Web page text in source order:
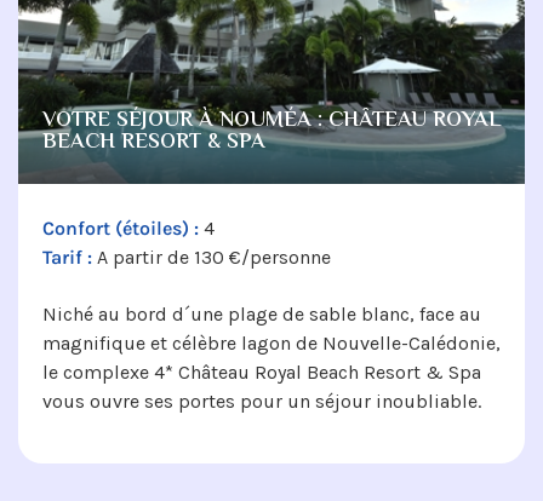
VOTRE SÉJOUR À NOUMÉA : CHÂTEAU ROYAL
BEACH RESORT & SPA
Confort (étoiles) : 4
Tarif : A partir de 130 €/personne
Niché au bord d´une plage de sable blanc, face au
magnifique et célèbre lagon de Nouvelle-Calédonie,
le complexe 4* Château Royal Beach Resort & Spa
vous ouvre ses portes pour un séjour inoubliable.